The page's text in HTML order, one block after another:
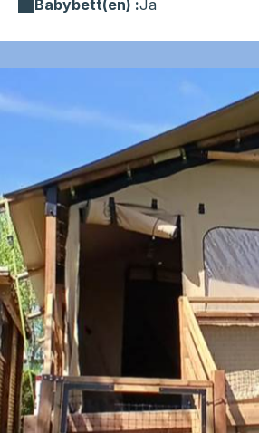
Babybett(en) :Ja